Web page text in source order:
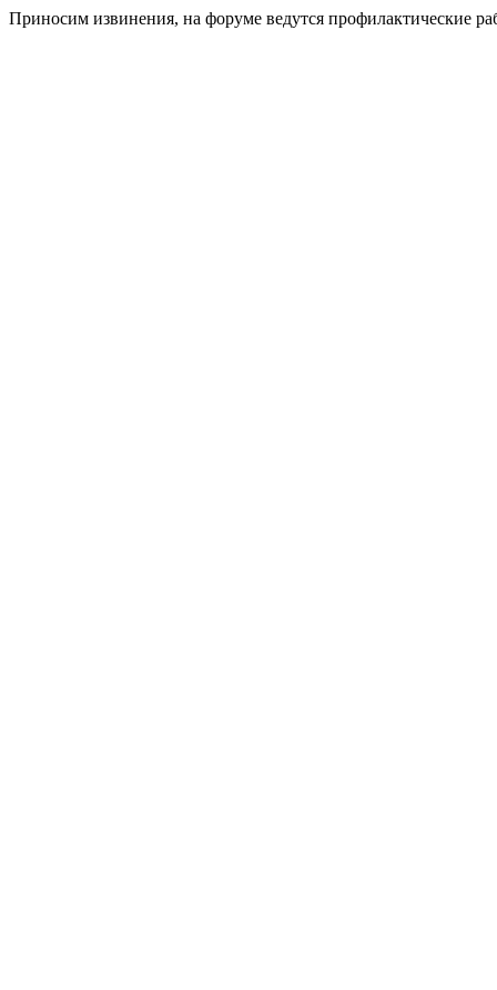
Приносим извинения, на форуме ведутся профилактические